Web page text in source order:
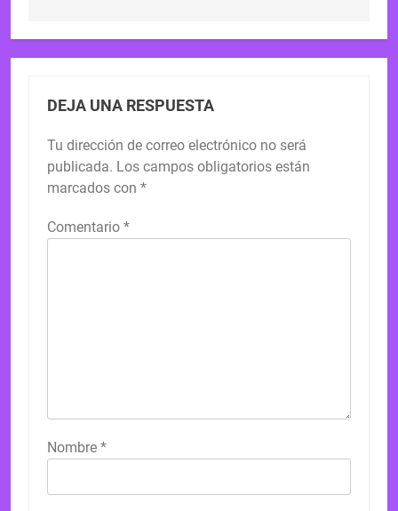
DEJA UNA RESPUESTA
Tu dirección de correo electrónico no será
publicada. Los campos obligatorios están
marcados con *
Comentario *
Nombre *